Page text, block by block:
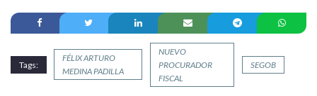
Tags:
FÉLIX ARTURO
MEDINA PADILLA
NUEVO
PROCURADOR
FISCAL
SEGOB